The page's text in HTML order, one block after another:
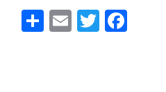
F
a
T
wi
E
m